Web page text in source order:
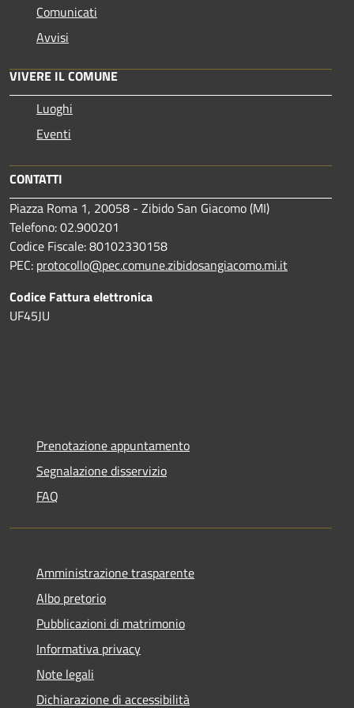
Comunicati
Avvisi
VIVERE IL COMUNE
Luoghi
Eventi
CONTATTI
Piazza Roma 1, 20058 - Zibido San Giacomo (MI)
Telefono: 02.900201
Codice Fiscale: 80102330158
PEC: protocollo@pec.comune.zibidosangiacomo.mi.it
Codice Fattura elettronica
UF45JU
Prenotazione appuntamento
Segnalazione disservizio
FAQ
Amministrazione trasparente
Albo pretorio
Pubblicazioni di matrimonio
Informativa privacy
Note legali
Dichiarazione di accessibilità